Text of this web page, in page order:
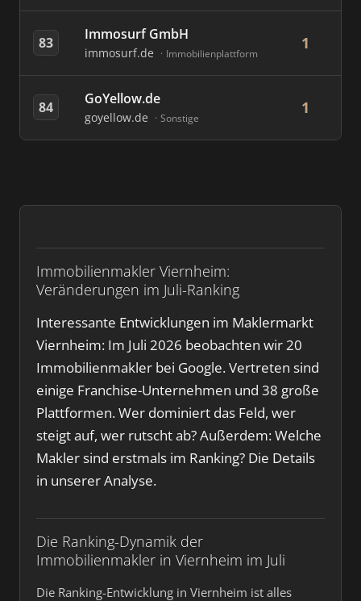
Immobilienmakler Viernheim:
Veränderungen im Juli-Ranking
Interessante Entwicklungen im Maklermarkt
Viernheim: Im Juli 2026 beobachten wir 20
Immobilienmakler bei Google. Vertreten sind
einige Franchise-Unternehmen und 38 große
Plattformen. Wer dominiert das Feld, wer
steigt auf, wer rutscht ab? Außerdem: Welche
Makler sind erstmals im Ranking? Die Details
in unserer Analyse.
Die Ranking-Dynamik der
Immobilienmakler in Viernheim im Juli
Die Ranking-Entwicklung in Viernheim ist alles
83 Immosurf GmbH
immosurf.de Immobilienplattform
1
84 GoYellow.de
goyellow.de Sonstige
1